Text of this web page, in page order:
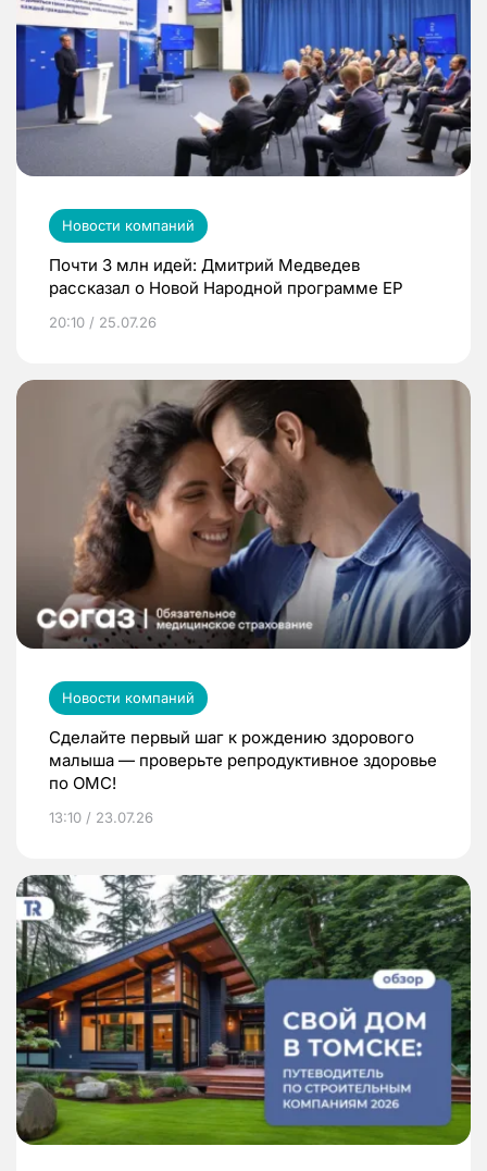
Новости компаний
Почти 3 млн идей: Дмитрий Медведев
рассказал о Новой Народной программе ЕР
20:10 / 25.07.26
Новости компаний
Сделайте первый шаг к рождению здорового
малыша — проверьте репродуктивное здоровье
по ОМС!
13:10 / 23.07.26